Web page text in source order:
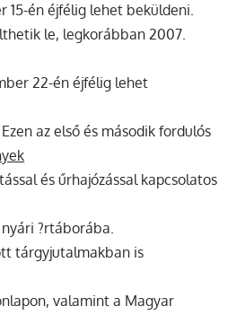
15-én éjfélig lehet beküldeni.
le, legkorábban 2007.
22-én éjfélig lehet
az első és második fordulós
és űrhajózással kapcsolatos
?rtáborába.
tárgyjutalmakban is
valamint a Magyar